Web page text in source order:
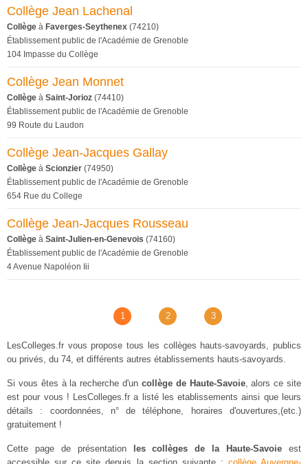
Collège Jean Lachenal
Collège à Faverges-Seythenex (74210)
Établissement public de l'Académie de Grenoble
104 Impasse du Collège
Collège Jean Monnet
Collège à Saint-Jorioz (74410)
Établissement public de l'Académie de Grenoble
99 Route du Laudon
Collège Jean-Jacques Gallay
Collège à Scionzier (74950)
Établissement public de l'Académie de Grenoble
654 Rue du College
Collège Jean-Jacques Rousseau
Collège à Saint-Julien-en-Genevois (74160)
Établissement public de l'Académie de Grenoble
4 Avenue Napoléon Iii
1 2 3
LesColleges.fr vous propose tous les collèges hauts-savoyards, publics
ou privés, du 74, et différents autres établissements hauts-savoyards.
Si vous êtes à la recherche d'un collège de Haute-Savoie, alors ce site
est pour vous ! LesColleges.fr a listé les etablissements ainsi que leurs
détails : coordonnées, n° de téléphone, horaires d'ouvertures,(etc.)
gratuitement !
Cette page de présentation les collèges de la Haute-Savoie est